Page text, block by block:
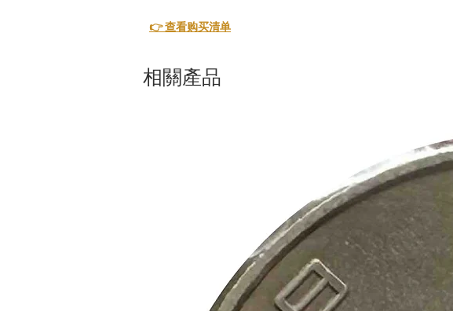
👉 查看购买清单
相關產品